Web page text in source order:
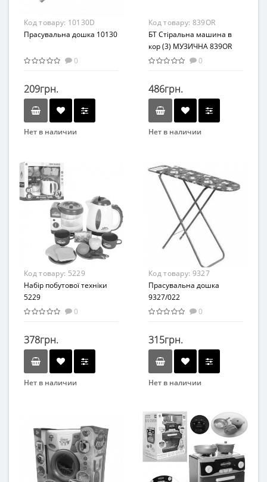
Код товару: 10130D
Прасувальна дошка 10130
0
209грн.
Нет в наличии
Вид
Игровой набор
Возраст
От 3-х лет
Материал
Дерево
Код товару: 839OR
БТ Стіральна машина в
кор (3) МУЗИЧНА 839OR
0
486грн.
Нет в наличии
Вид
Игровой набор
Материал
Пластик
Код товару: 5229
Набір побутової техніки
5229
0
378грн.
Нет в наличии
от 3 лет
Материал
Пластик
Код товару: 9327
Прасувальна дошка
9327/022
0
315грн.
Нет в наличии